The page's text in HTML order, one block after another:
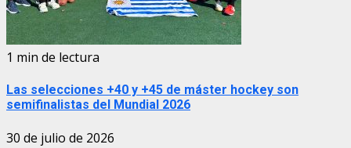
1 min de lectura
Las selecciones +40 y +45 de máster hockey son
semifinalistas del Mundial 2026
30 de julio de 2026